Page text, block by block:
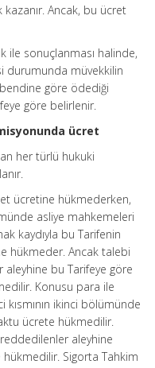
Ancak, bu ücret
ile sonuçlanması halinde,
durumunda müvekkilin
göre ödediği
göre belirlenir.
ücret
her türlü hukuki
ücretine hükmederken,
asliye mahkemeleri
kaydıyla bu Tarifenin
hükmeder. Ancak talebi
bu Tarifeye göre
Konusu para ile
ikinci bölümünde
ücrete hükmedilir.
aleyhine
Sigorta Tahkim